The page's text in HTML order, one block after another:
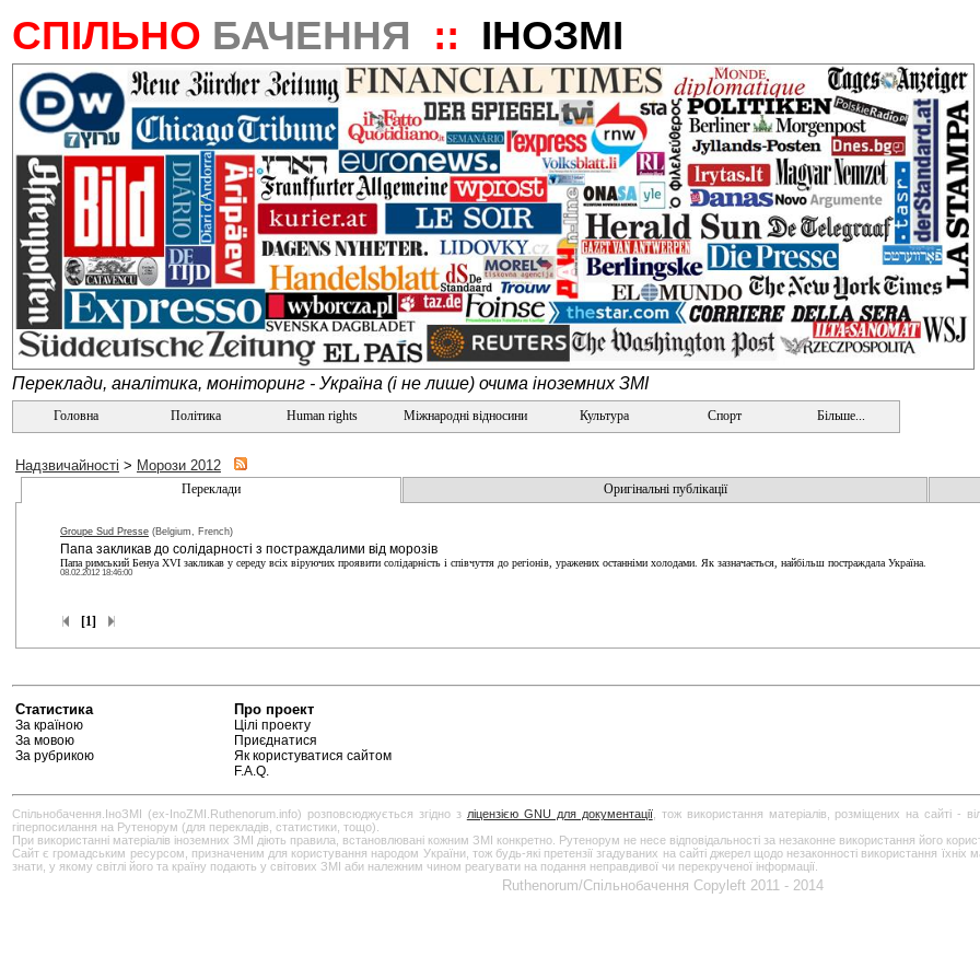
СПІЛЬНО БАЧЕННЯ :: ІНОЗМІ
Переклади, аналітика, моніторинг - Україна (і не лише) очима іноземних ЗМІ
Головна Політика Human rights Міжнародні відносини Культура Спорт Більше...
Надзвичайності > Морози 2012
Переклади Оригінальні публікації
Groupe Sud Presse (Belgium, French)
Папа закликав до солідарності з постраждалими від морозів
Папа римський Бенуа XVI закликав у середу всіх віруючих проявити солідарність і співчуття до регіонів, уражених останніми холодами. Як зазначається, найбільш постраждала Україна.
08.02.2012 18:46:00
[1]
Статистика
За країною
За мовою
За рубрикою
Про проект
Цілі проекту
Приєднатися
Як користуватися сайтом
F.A.Q.
Спільнобачення.ІноЗМІ (ex-InoZMI.Ruthenorum.info) розповсюджується згідно з ліцензією GNU для документації, тож використання матеріалів, розміщених на сайті -
гіперпосилання на Рутенорум (для перекладів, статистики, тощо).
При використанні матеріалів іноземних ЗМІ діють правила, встановлювані кожним ЗМІ конкретно. Рутенорум не несе відповідальності за незаконне використання його
Сайт є громадським ресурсом, призначеним для користування народом України, тож будь-які претензії згадуваних на сайті джерел щодо незаконності використання їхніх
знати, у якому світлі його та країну подають у світових ЗМІ аби належним чином реагувати на подання неправдивої чи перекрученої інформації.
Ruthenorum/Спільнобачення Copyleft 2011 - 2014